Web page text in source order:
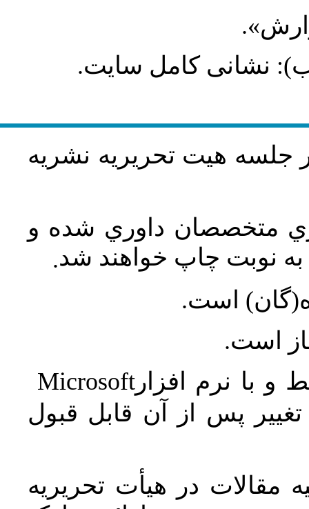
نشانی کامل سایت.
جلسه هيت تحريريه نشريه
متخصصان داوري شده و
نوبت چاپ خواهند شد.
است.
است.
و با نرم افزارMicrosoft
پس از آن قابل قبول
مقالات در هیأت تحریریه